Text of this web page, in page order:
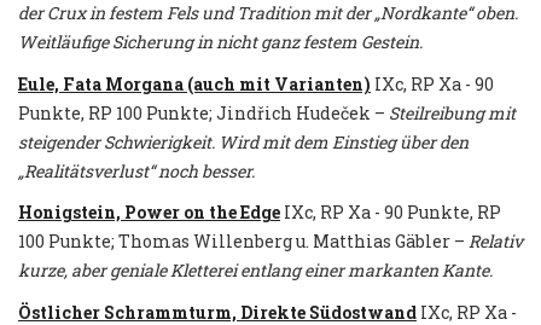
der Crux in festem Fels und Tradition mit der „Nordkante“ oben.
Weitläufige Sicherung in nicht ganz festem Gestein.
Eule, Fata Morgana (auch mit Varianten) IXc, RP Xa - 90
Punkte, RP 100 Punkte; Jindřich Hudeček – Steilreibung mit
steigender Schwierigkeit. Wird mit dem Einstieg über den
„Realitätsverlust“ noch besser.
Honigstein, Power on the Edge IXc, RP Xa - 90 Punkte, RP
100 Punkte; Thomas Willenberg u. Matthias Gäbler – Relativ
kurze, aber geniale Kletterei entlang einer markanten Kante.
Östlicher Schrammturm, Direkte Südostwand IXc, RP Xa -